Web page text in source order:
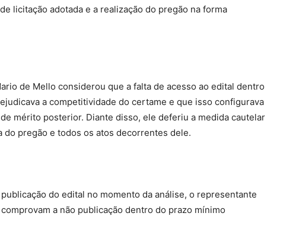
licitação adotada e a realização do pregão na forma
de Mello considerou que a falta de acesso ao edital dentro
a competitividade do certame e que isso configurava
mérito posterior. Diante disso, ele deferiu a medida cautelar
pregão e todos os atos decorrentes dele.
do edital no momento da análise, o representante
a não publicação dentro do prazo mínimo